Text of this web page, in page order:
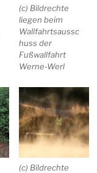
(c) Bildrechte
liegen beim
Wallfahrtsaussc
huss der
Fußwallfahrt
Werne-Werl
(c) Bildrechte